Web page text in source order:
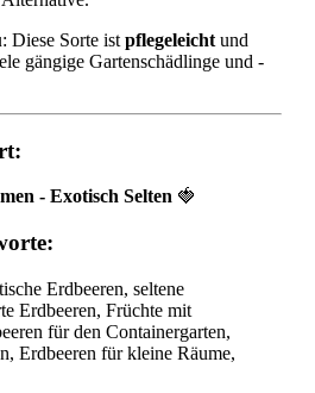
: Diese Sorte ist pflegeleicht und
gängige Gartenschädlinge und -
:
- Exotisch Selten 🍓
:
Erdbeeren, seltene
Erdbeeren, Früchte mit
für den Containergarten,
Erdbeeren für kleine Räume,